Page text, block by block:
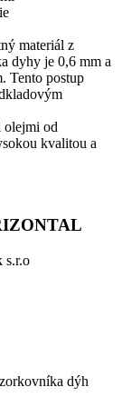
materiál z
dyhy je 0,6 mm a
Tento postup
olejmi od
kvalitou a
dýh